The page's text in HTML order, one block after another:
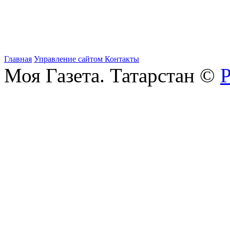
Главная Управление сайтом Контакты
Моя Газета. Татарстан ©